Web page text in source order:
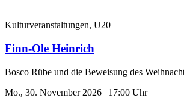
Kulturveranstaltungen, U20
Finn-Ole Heinrich
Bosco Rübe und die Beweisung des
Mo., 30. November 2026 | 17:00 Uhr